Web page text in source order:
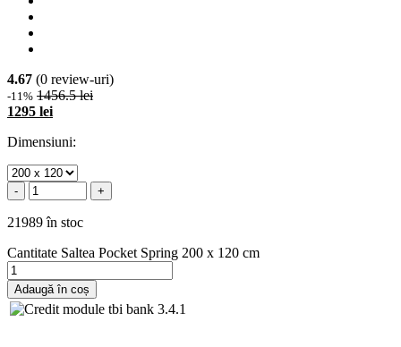
4.67 (0 review-uri)
-11% 1456.5 lei
1295 lei
Dimensiuni:
- +
21989 în stoc
Cantitate Saltea Pocket Spring 200 x 120 cm
Adaugă în coș